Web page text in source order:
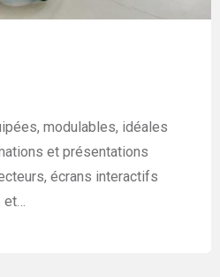
modulables, idéales
et présentations
écrans interactifs